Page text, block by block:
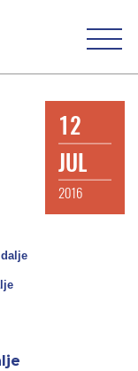
12
JUL
2016
dalje